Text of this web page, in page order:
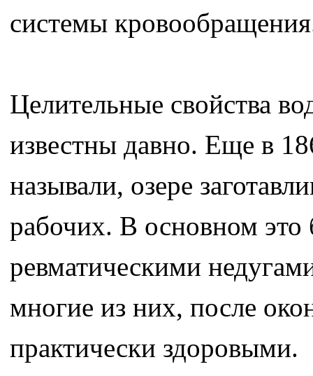
системы
Целительные свойства
известны давно. Еще в
называли, озере
рабочих. В основном это
ревматическими
многие из них, после
практически здоровыми.